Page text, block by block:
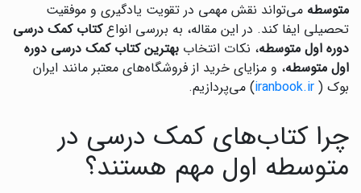
متوسطه می‌تواند نقش مهمی در تقویت یادگیری و موفقیت
تحصیلی ایفا کند. در این مقاله، به بررسی انواعکتاب کمک درسی
دوره اول متوسطه، نکات انتخاب بهترین کتاب کمک درسی دوره
اول متوسطه، و مزایای خرید از فروشگاه‌های معتبر مانند ایران
بوک ( iranbook.ir) می‌پردازیم.
چرا کتاب‌های کمک درسی در
متوسطه اول مهم هستند؟